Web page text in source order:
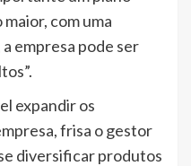
com uma
a empresa pode ser
expandir os
frisa o gestor
diversificar produtos